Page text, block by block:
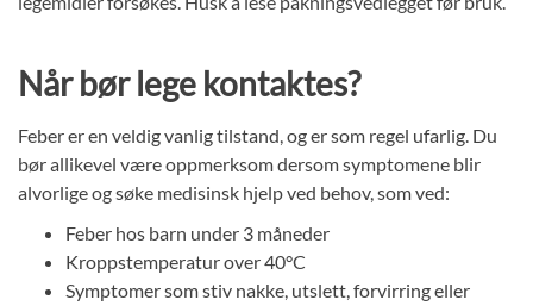
Når bør lege kontaktes?
Feber er en veldig vanlig tilstand, og er som regel ufarlig. Du
bør allikevel være oppmerksom dersom symptomene blir
alvorlige og søke medisinsk hjelp ved behov, som ved:
Feber hos barn under 3 måneder
Kroppstemperatur over 40°C
Symptomer som stiv nakke, utslett, forvirring eller